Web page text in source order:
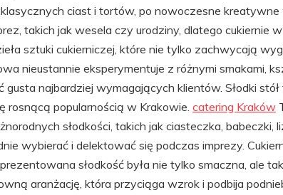
ciast i tortów, po nowoczesne
takich jak wesela czy urodziny, dlatego cukiernie
sztuki cukierniczej, które nie tylko zachwycają
nieustannie eksperymentuje z różnymi smakami,
gusta najbardziej wymagających klientów. Słodki stół
rosnącą popularnością w Krakowie. catering Kraków
słodkości, takich jak ciasteczka, babeczki,
wybierać i delektować się podczas imprezy.
słodkość była nie tylko smaczna, ale
aranżację, która przyciąga wzrok i podbija